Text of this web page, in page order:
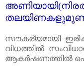
സൗകര്യമായി
വിധത്തിൽ
ആകർഷണത്തിൽ